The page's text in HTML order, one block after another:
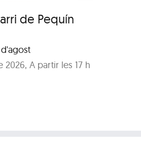
de Pequín
2026, A partir les 17 h